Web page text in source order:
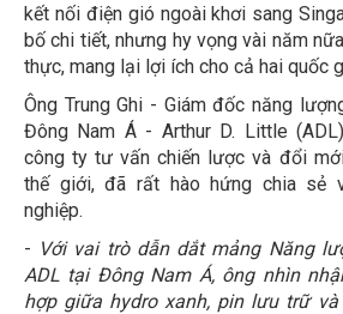
kết nối điện gió ngoài khơi sang
bố chi tiết, nhưng hy vọng vài năm
thực, mang lại lợi ích cho cả hai quốc
Ông Trung Ghi - Giám đốc năng
Đông Nam Á - Arthur D. Little
công ty tư vấn chiến lược và đổi
thế giới, đã rất hào hứng chia sẻ
nghiệp.
- Với vai trò dẫn dắt mảng Năng
ADL tại Đông Nam Á, ông nhìn
hợp giữa hydro xanh, pin lưu trữ